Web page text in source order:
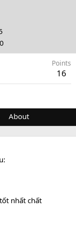
Points
16
About
nhất chất